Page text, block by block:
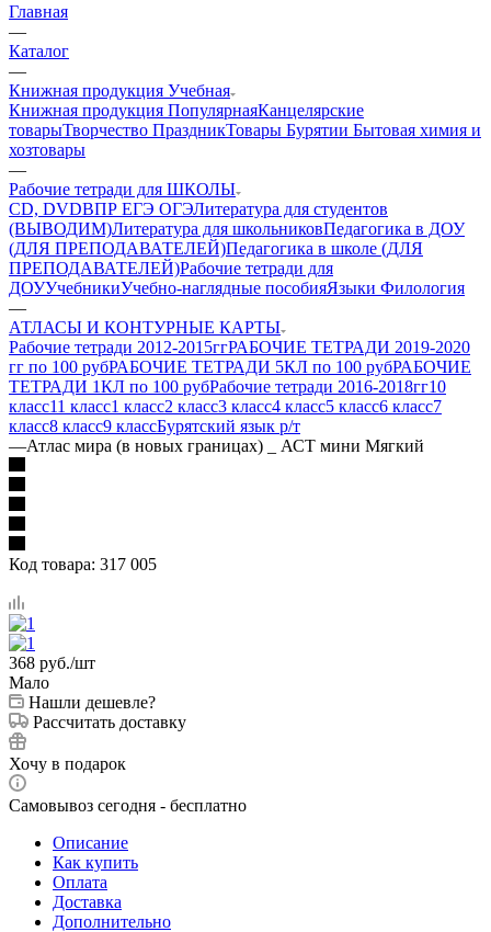
Главная
—
Каталог
—
Книжная продукция Учебная
Книжная продукция ПопулярнаяКанцелярские
товарыТворчество ПраздникТовары Бурятии Бытовая химия и
хозтовары
—
Рабочие тетради для ШКОЛЫ
CD, DVDВПР ЕГЭ ОГЭЛитература для студентов
(ВЫВОДИМ)Литература для школьниковПедагогика в ДОУ
(ДЛЯ ПРЕПОДАВАТЕЛЕЙ)Педагогика в школе (ДЛЯ
ПРЕПОДАВАТЕЛЕЙ)Рабочие тетради для
ДОУУчебникиУчебно-наглядные пособияЯзыки Филология
—
АТЛАСЫ И КОНТУРНЫЕ КАРТЫ
Рабочие тетради 2012-2015ггРАБОЧИЕ ТЕТРАДИ 2019-2020
гг по 100 рубРАБОЧИЕ ТЕТРАДИ 5КЛ по 100 рубРАБОЧИЕ
ТЕТРАДИ 1КЛ по 100 рубРабочие тетради 2016-2018гг10
класс11 класс1 класс2 класс3 класс4 класс5 класс6 класс7
класс8 класс9 классБурятский язык р/т
—Атлас мира (в новых границах) _ АСТ мини Мягкий
Код товара: 317 005
368 руб./шт
Мало
Нашли дешевле?
Рассчитать доставку
Хочу в подарок
Самовывоз сегодня - бесплатно
Описание
Как купить
Оплата
Доставка
Дополнительно